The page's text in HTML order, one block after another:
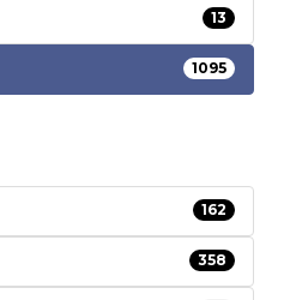
13
1095
162
358